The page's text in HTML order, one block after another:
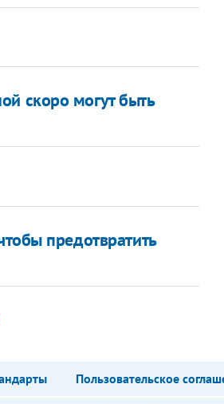
скоро могут быть
предотвратить
Пользовательское